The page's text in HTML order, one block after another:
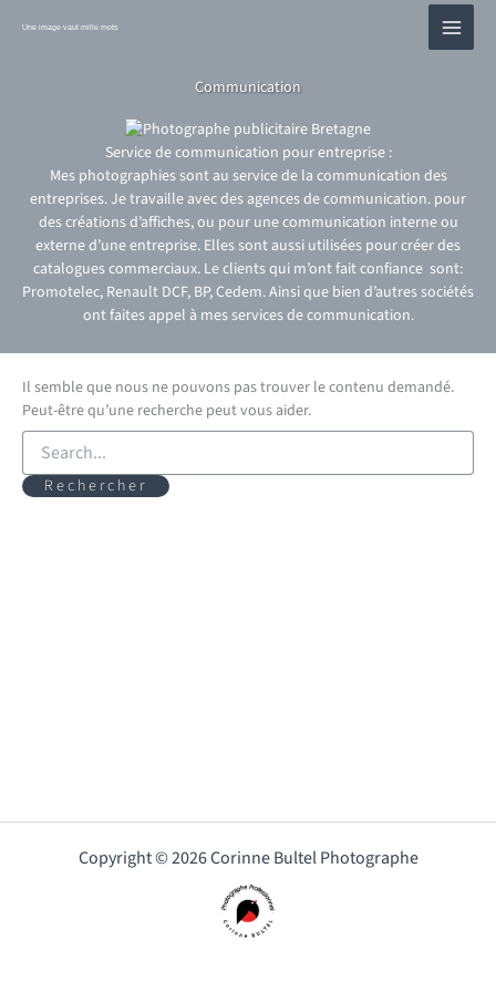
Une image vaut mille mots
Communication
Service de communication pour entreprise :
Mes photographies sont au service de la communication des
entreprises. Je travaille avec des agences de communication. pour
des créations d’affiches, ou pour une communication interne ou
externe d’une entreprise. Elles sont aussi utilisées pour créer des
catalogues commerciaux. Le clients qui m’ont fait confiance sont:
Promotelec, Renault DCF, BP, Cedem. Ainsi que bien d’autres sociétés
ont faites appel à mes services de communication.
Il semble que nous ne pouvons pas trouver le contenu demandé.
Peut-être qu’une recherche peut vous aider.
Rechercher :
Copyright © 2026 Corinne Bultel Photographe